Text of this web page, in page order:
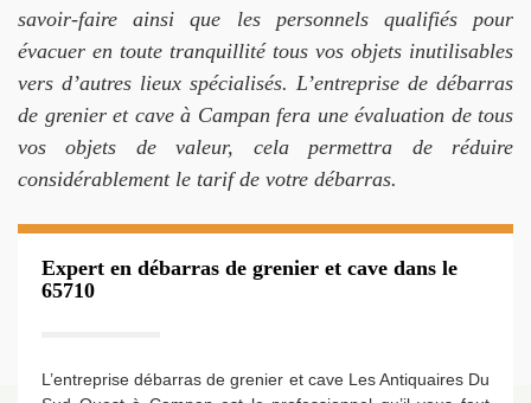
savoir-faire ainsi que les personnels qualifiés pour
évacuer en toute tranquillité tous vos objets inutilisables
vers d’autres lieux spécialisés. L’entreprise de débarras
de grenier et cave à Campan fera une évaluation de tous
vos objets de valeur, cela permettra de réduire
considérablement le tarif de votre débarras.
Expert en débarras de grenier et cave dans le
65710
L’entreprise débarras de grenier et cave Les Antiquaires Du